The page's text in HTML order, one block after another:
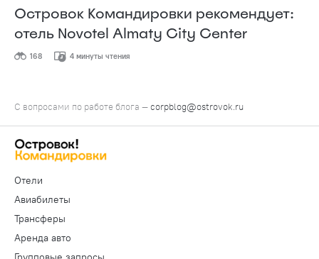
Островок Командировки рекомендует:
отель Novotel Almaty City Center
168 4 минуты чтения
Отели
Авиабилеты
Трансферы
Аренда авто
С вопросами по работе блога —corpblog@ostrovok.ru